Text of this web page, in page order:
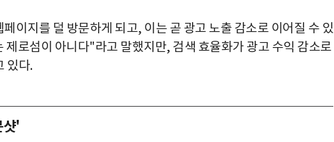
이지를 덜 방문하게 되고, 이는 곧 광고 노출 감소로 이어질 수 있
로섬이 아니다"라고 말했지만, 검색 효율화가 광고 수익 감소로
있다.
'